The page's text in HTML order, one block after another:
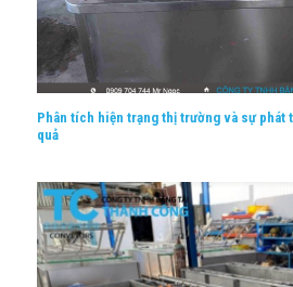
Phân tích hiện trạng thị trường và sự phát
quả